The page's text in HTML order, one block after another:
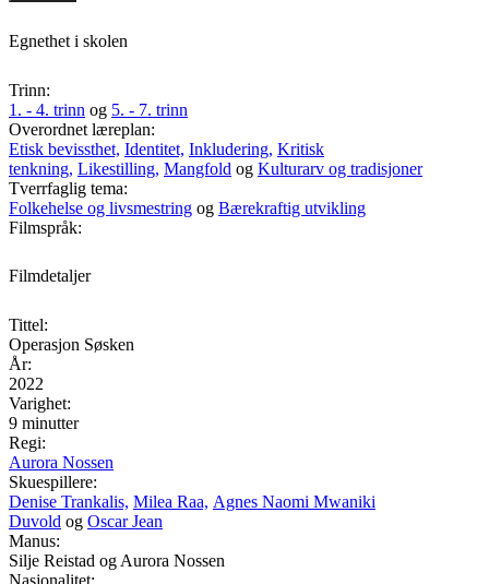
Egnethet i skolen
Trinn:
1. - 4. trinn og 5. - 7. trinn
Overordnet læreplan:
Etisk bevissthet, Identitet, Inkludering, Kritisk
tenkning, Likestilling, Mangfold og Kulturarv og tradisjoner
Tverrfaglig tema:
Folkehelse og livsmestring og Bærekraftig utvikling
Filmspråk:
Filmdetaljer
Tittel:
Operasjon Søsken
År:
2022
Varighet:
9 minutter
Regi:
Aurora Nossen
Skuespillere:
Denise Trankalis, Milea Raa, Agnes Naomi Mwaniki
Duvold og Oscar Jean
Manus:
Silje Reistad og Aurora Nossen
Nasjonalitet: